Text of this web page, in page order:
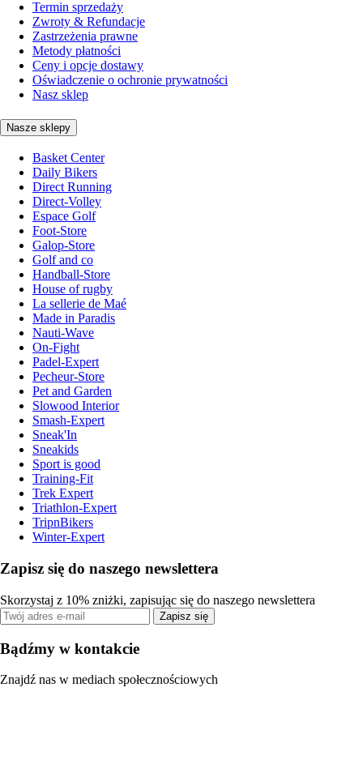
Termin sprzedaży
Zwroty & Refundacje
Zastrzeżenia prawne
Metody płatności
Ceny i opcje dostawy
Oświadczenie o ochronie prywatności
Nasz sklep
Nasze sklepy
Basket Center
Daily Bikers
Direct Running
Direct-Volley
Espace Golf
Foot-Store
Galop-Store
Golf and co
Handball-Store
House of rugby
La sellerie de Maé
Made in Paradis
Nauti-Wave
On-Fight
Padel-Expert
Pecheur-Store
Pet and Garden
Slowood Interior
Smash-Expert
Sneak'In
Sneakids
Sport is good
Training-Fit
Trek Expert
Triathlon-Expert
TripnBikers
Winter-Expert
Zapisz się do naszego newslettera
Skorzystaj z 10% zniżki, zapisując się do naszego newslettera
Zapisz się
Bądźmy w kontakcie
Znajdź nas w mediach społecznościowych